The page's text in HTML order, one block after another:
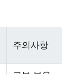
주의사항